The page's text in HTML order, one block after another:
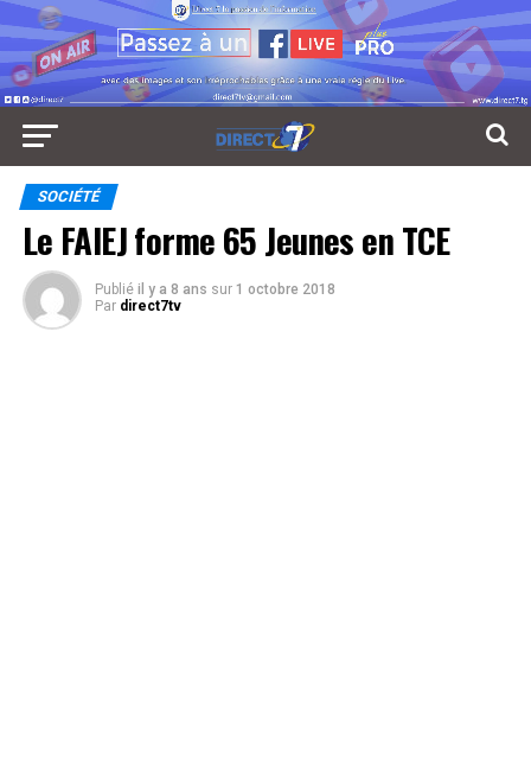
SOCIÉTÉ
Le FAIEJ forme 65 Jeunes en TCE
Publié il y a 8 ans sur 1 octobre 2018
Par direct7tv